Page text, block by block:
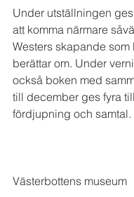
Under utställningen
att komma närmare
Westers skapande som
berättar om. Under
också boken med
till december ges fyra
fördjupning och samtal.
Västerbottens museum